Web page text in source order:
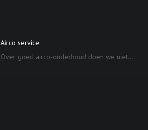
Airco service
Over goed airco-onderhoud doen we niet...